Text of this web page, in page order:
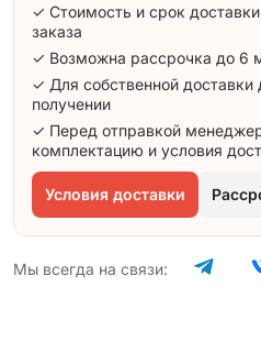
✓ Стоимость и срок
заказа
✓ Возможна рассрочка до 6
✓ Для собственной доставки
получении
✓ Перед отправкой
комплектацию и условия
Условия доставки
Мы всегда на связи: